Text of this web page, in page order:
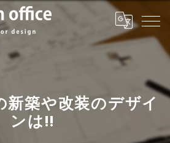
新築や改装のデザイ
ンは!!